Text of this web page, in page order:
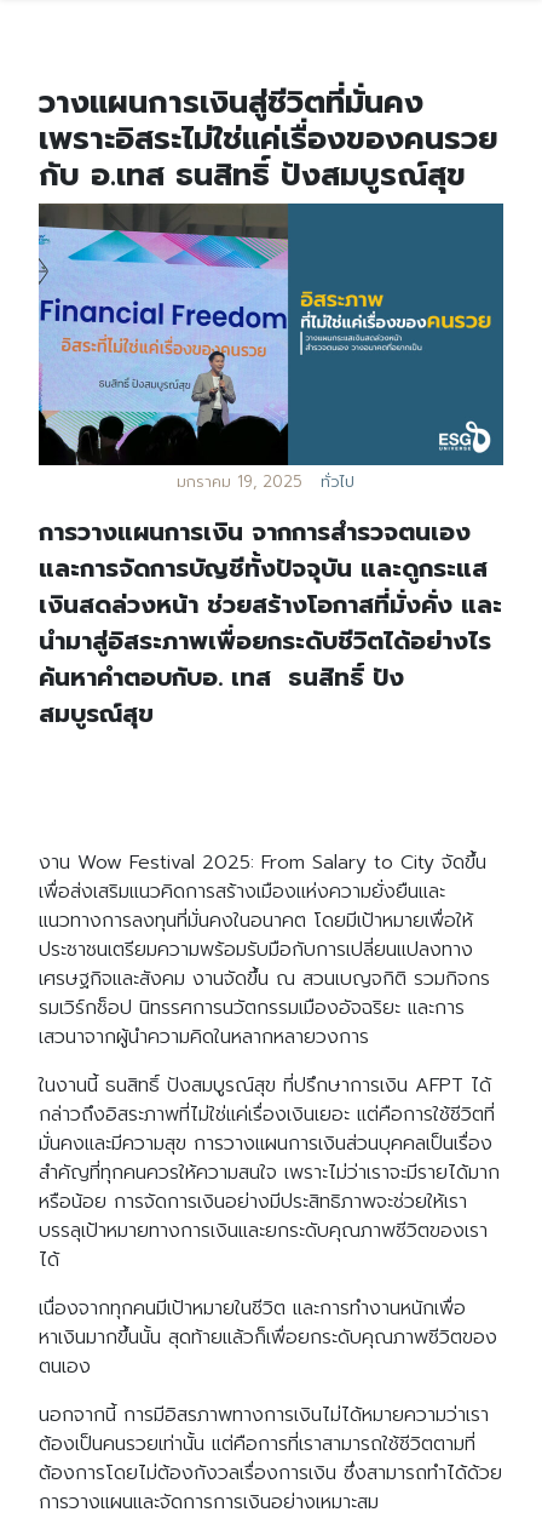
วางแผนการเงินสู่ชีวิตที่มั่นคง
เพราะอิสระไม่ใช่แค่เรื่องของคนรวย
กับ อ.เทส ธนสิทธิ์ ปังสมบูรณ์สุข
มกราคม 19, 2025 ทั่วไป
การวางแผนการเงิน จากการสำรวจตนเอง
และการจัดการบัญชีทั้งปัจจุบัน และดูกระแส
เงินสดล่วงหน้า ช่วยสร้างโอกาสที่มั่งคั่ง และ
นำมาสู่อิสระภาพเพื่อยกระดับชีวิตได้อย่างไร
ค้นหาคำตอบกับอ. เทส ธนสิทธิ์ ปัง
สมบูรณ์สุข
งาน Wow Festival 2025: From Salary to City จัดขึ้น
เพื่อส่งเสริมแนวคิดการสร้างเมืองแห่งความยั่งยืนและ
แนวทางการลงทุนที่มั่นคงในอนาคต โดยมีเป้าหมายเพื่อให้
ประชาชนเตรียมความพร้อมรับมือกับการเปลี่ยนแปลงทาง
เศรษฐกิจและสังคม งานจัดขึ้น ณ สวนเบญจกิติ รวมกิจกร
รมเวิร์กช็อป นิทรรศการนวัตกรรมเมืองอัจฉริยะ และการ
เสวนาจากผู้นำความคิดในหลากหลายวงการ
ในงานนี้ ธนสิทธิ์ ปังสมบูรณ์สุข ที่ปรึกษาการเงิน AFPT ได้
กล่าวถึงอิสระภาพที่ไม่ใช่แค่เรื่องเงินเยอะ แต่คือการใช้ชีวิตที่
มั่นคงและมีความสุข การวางแผนการเงินส่วนบุคคลเป็นเรื่อง
สำคัญที่ทุกคนควรให้ความสนใจ เพราะไม่ว่าเราจะมีรายได้มาก
หรือน้อย การจัดการเงินอย่างมีประสิทธิภาพจะช่วยให้เรา
บรรลุเป้าหมายทางการเงินและยกระดับคุณภาพชีวิตของเรา
ได้
เนื่องจากทุกคนมีเป้าหมายในชีวิต และการทำงานหนักเพื่อ
หาเงินมากขึ้นนั้น สุดท้ายแล้วก็เพื่อยกระดับคุณภาพชีวิตของ
ตนเอง
นอกจากนี้ การมีอิสรภาพทางการเงินไม่ได้หมายความว่าเรา
ต้องเป็นคนรวยเท่านั้น แต่คือการที่เราสามารถใช้ชีวิตตามที่
ต้องการโดยไม่ต้องกังวลเรื่องการเงิน ซึ่งสามารถทำได้ด้วย
การวางแผนและจัดการการเงินอย่างเหมาะสม